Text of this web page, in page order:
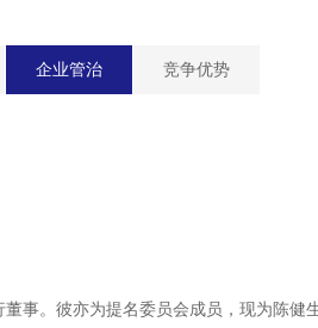
企业管治 竞争优势
事。彼亦为提名委员会成员，现为陈健